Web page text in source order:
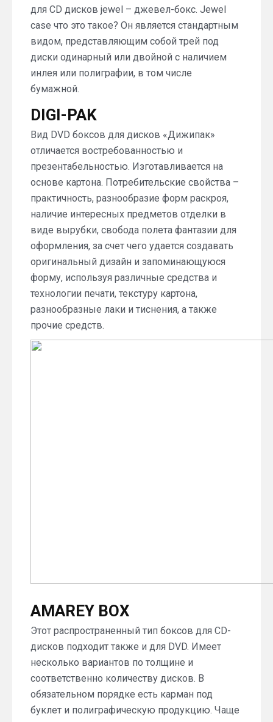
для CD дисков jewel – джевел-бокс. Jewel
case что это такое? Он является стандартным
видом, представляющим собой трей под
диски одинарный или двойной с наличием
инлея или полиграфии, в том числе
бумажной.
DIGI-PAK
Вид DVD боксов для дисков «Дижипак»
отличается востребованностью и
презентабельностью. Изготавливается на
основе картона. Потребительские свойства –
практичность, разнообразие форм раскроя,
наличие интересных предметов отделки в
виде вырубки, свобода полета фантазии для
оформления, за счет чего удается создавать
оригинальный дизайн и запоминающуюся
форму, используя различные средства и
технологии печати, текстуру картона,
разнообразные лаки и тиснения, а также
прочие средств.
AMAREY BOX
Этот распространенный тип боксов для CD-
дисков подходит также и для DVD. Имеет
несколько вариантов по толщине и
соответственно количеству дисков. В
обязательном порядке есть карман под
буклет и полиграфическую продукцию. Чаще